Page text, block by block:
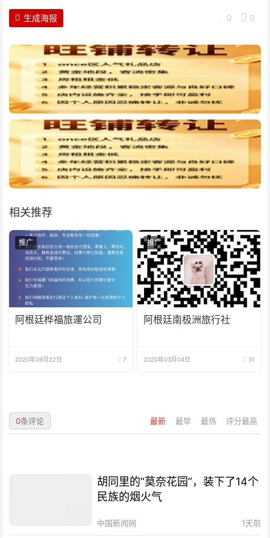
0 0
生成海报
相关推荐
推广
阿根廷桦福旅運公司
2020年09月22日 7
推广
阿根廷南极洲旅行社
2020年03月04日 31
最新 最早 最热 评分最高
0条评论
胡同里的“莫奈花园”，装下了14个
民族的烟火气
中国新闻网 1天前